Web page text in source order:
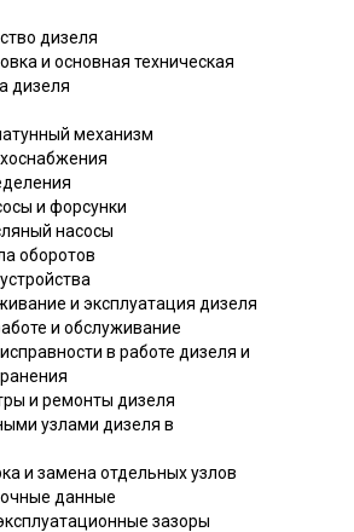
дизеля
и основная техническая
дизеля
механизм
и форсунки
насосы
оборотов
и эксплуатация дизеля
и обслуживание
в работе дизеля и
и ремонты дизеля
узлами дизеля в
и замена отдельных узлов
данные
зазоры